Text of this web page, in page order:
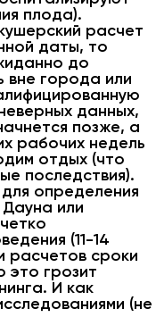
плода).
расчет
даты, то
до
вне города или
данных,
позже, а
рабочих недель
отдых (что
последствия).
определения
или
(11-14
расчетов сроки
это грозит
И как
(не